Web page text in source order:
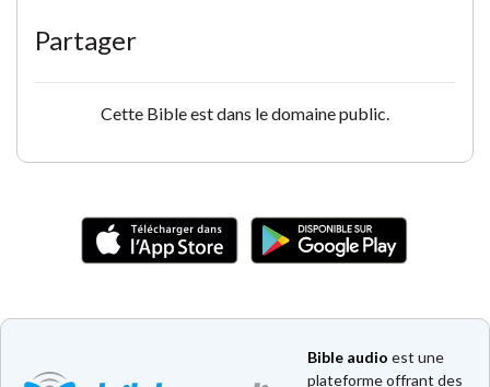
Partager
Cette Bible est dans le domaine public.
Bible audio est une
plateforme offrant des